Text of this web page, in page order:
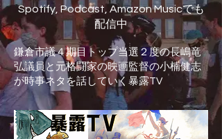
Spotify, Podcast, Amazon Musicでも
配信中
鎌倉市議４期目トップ当選２度の長嶋竜
弘議員と元格闘家の映画監督の小楠健志
が時事ネタを話していく暴露TV